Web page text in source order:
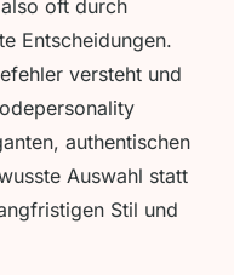
oft durch
Entscheidungen.
versteht und
authentischen
Auswahl statt
Stil und